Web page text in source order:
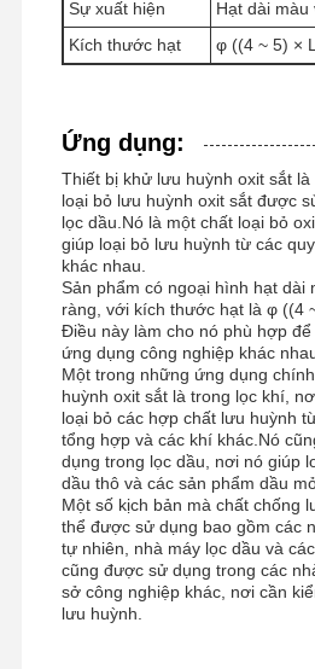
Nhà Máy
Yêu Cầu Báo
Giá
Máy khử lưu huỳnh oxit sắt
Dimethylaminoethyl Methacrylate
Methacryloyloxyethyl Trimethyl
Acryloyloxyethyl trimethyl
Polyacrylamit anion
polyacrylamit không ion
Sự xuất hiện
Hạt dài màu
Kích thước hạt
φ ((4 ~ 5) ×
Ứng dụng:
Thiết bị khử lưu huỳnh oxit sắt
loại bỏ lưu huỳnh oxit sắt được
lọc dầu.Nó là một chất loại bỏ
giúp loại bỏ lưu huỳnh từ các
khác nhau.
Sản phẩm có ngoại hình hạt dài
ràng, với kích thước hạt là φ ((4
Điều này làm cho nó phù hợp
ứng dụng công nghiệp khác
Một trong những ứng dụng
huỳnh oxit sắt là trong lọc khí,
loại bỏ các hợp chất lưu huỳnh
tổng hợp và các khí khác.Nó
dụng trong lọc dầu, nơi nó giúp
dầu thô và các sản phẩm dầu
Một số kịch bản mà chất chống
thể được sử dụng bao gồm các
tự nhiên, nhà máy lọc dầu và
cũng được sử dụng trong các
sở công nghiệp khác, nơi cần
lưu huỳnh.